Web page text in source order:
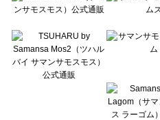
Te chichi CLASSIC（テチチ クラシック）
Lugnoncure（ルノンキュール）のコート
BETTY'S BLUE（べティーズブルー）のコ
Wpc.（ワールドパーティー）のコート 一覧